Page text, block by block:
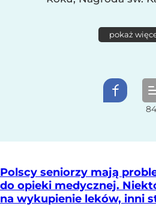
pokaż
Polscy seniorzy mają
do opieki medycznej.
na wykupienie leków, inni